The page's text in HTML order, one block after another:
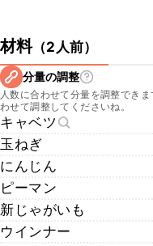
材料（2人前）
分量の調整
人数に合わせて分量を調整でき
わせて調整してくださいね。
キャベツ
玉ねぎ
にんじん
ピーマン
新じゃがいも
ウインナー